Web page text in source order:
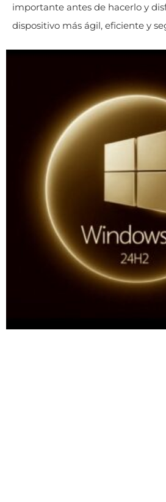
importante antes de hacerlo y
dispositivo más ágil, eficiente y